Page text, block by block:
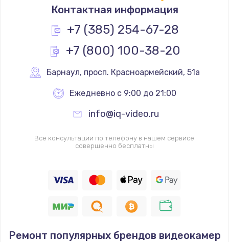
1200 руб.
Заказать
Замена реле
Замена термопредохранителя
700 руб.
Заказать
2500 руб.
1400 руб.
Контактная информация
+7 (385) 254-67-28
+7 (800) 100-38-20
Барнаул, просп. Красноармейский, 51а
Ежедневно с 9:00 до 21:00
info@iq-video.ru
Все консультации по телефону в нашем сервисе
совершенно бесплатны
Ремонт популярных брендов видеокамер